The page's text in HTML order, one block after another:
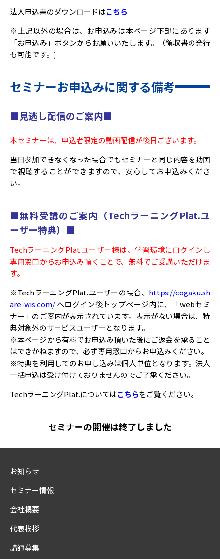
法人申込書のダウンロードはこちら
※上記以外の場合は、お申込みは本ページ下部にあります
「お申込み」ボタンからお願いいたします。（領収書の発行
も可能です。)
セミナーお申込みに関する備考
■見逃し配信のご案内■
本セミナーは、申込者限定の動画配信が後日ございます。
当日参加できなくなった場合でもセミナーと同じ内容を動画
で視聴することができますので、安心してお申込みくださ
い。
■無料受講のご案内（TechラーニングPlat.ユ
ーザー特典）■
TechラーニングPlat.ユーザー様は、学習環境にログインし
専用窓口からお申込み頂くことで、無料でご受講いただけま
す。
※TechラーニングPlat.ユーザーの場合、 https://cogaku.sh
are-wis.com/ へログイン後トップページ内に、「webセミ
ナー」のご案内が表示されています。表示がない場合は、特
典対象外のサービスユーザーとなります。
※本ページから有料でお申込み頂いた後にご返金を承ること
はできかねますので、必ず専用窓口からお申込みください。
※特典を利用してのお申し込みは個人単位となります。法人
一括申込は受け付けておりませんのでご了承ください。
TechラーニングPlat.についてはこちらをご覧ください。
セミナーの開催は終了しました
お知らせ
セミナー情報
会社概要
代表挨拶
講師募集